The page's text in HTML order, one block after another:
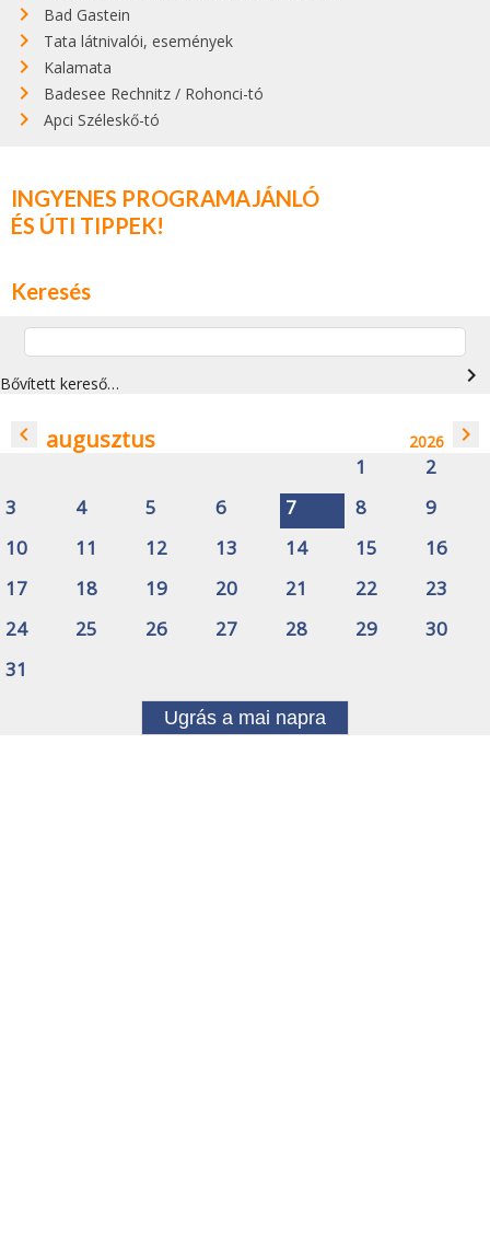
Bad Gastein
Tata látnivalói, események
Kalamata
Badesee Rechnitz / Rohonci-tó
Apci Széleskő-tó
INGYENES PROGRAMAJÁNLÓ
ÉS ÚTI TIPPEK!
Keresés
Bővített kereső… navigate_next
navigate_before augusztus 2026 navigate_next
1
2
3
4 5 6 7 8
9
10
11 12 13 14 15
16
17
18 19 20 21 22
23
24
25 26 27 28 29
30
31
Ugrás a mai napra